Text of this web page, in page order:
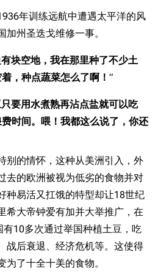
年训练远航中遭遇太平洋的风
州圣迭戈维修一事。
块空地，我在那里种了不少土
，种点蔬菜怎么了啊！ ”
要用水煮熟再沾点盐就可以吃
时间。喂！我都这么说了，你还
别的情怀，这种从美洲引入，外
去的欧洲被视为低劣的食物并对
种易活又扛饿的特型却让18世纪
希大帝钟爱有加并大举推广，在
10多次通过举国种植土豆，吃
战后衰退、经济危机等。这使得
了十全十美的食物。